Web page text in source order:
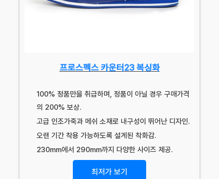
프로스펙스 카운터23 복싱화
100% 정품만을 취급하며, 정품이 아닐 경우 구매가격
의 200% 보상.
고급 인조가죽과 메쉬 소재로 내구성이 뛰어난 디자인.
오랜 기간 착용 가능하도록 설계된 착화감.
230mm에서 290mm까지 다양한 사이즈 제공.
최저가 보기